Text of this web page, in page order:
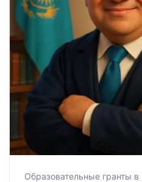
Образовательные гранты в